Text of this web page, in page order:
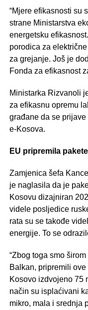
“Mjere efikasnosti su
strane Ministarstva
energetsku
porodica za
za grejanje. Još je
Fonda za efikasnost
Ministarka Rizvanoli
za efikasnu opremu
građane da se
e-Kosova.
EU pripremila
Zamjenica šefa
je naglasila da je
Kosovu dizajniran
videle posljedice
rata su se takođe
energije. To se
“Zbog toga smo
Balkan, pripremili
Kosovo izdvojeno 75
način su isplaćivani
mikro, mala i srednja